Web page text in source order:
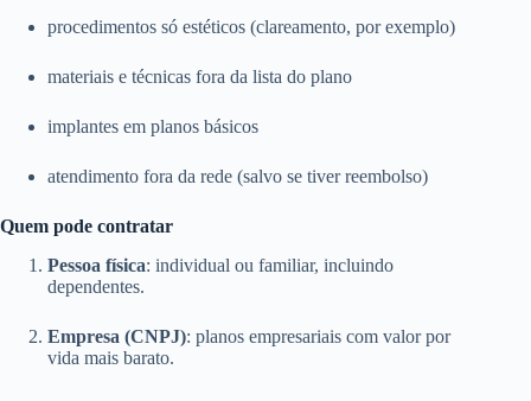
procedimentos só estéticos (clareamento, por exemplo)
materiais e técnicas fora da lista do plano
implantes em planos básicos
atendimento fora da rede (salvo se tiver reembolso)
Quem pode contratar
Pessoa física: individual ou familiar, incluindo
dependentes.
Empresa (CNPJ): planos empresariais com valor por
vida mais barato.